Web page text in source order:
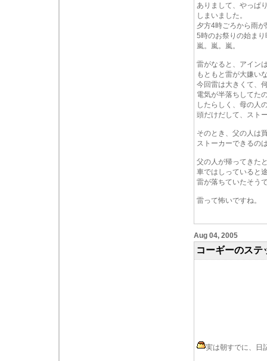
ありまして、やっぱ
しまいました。
夕方4時ごろから雨
5時のお祭りの始ま
嵐。嵐。嵐。
雷がなると、アイン
もともと雷が大嫌い
今回雷は大きくて、
電気が半落ちしてた
したらしく、母の人
頭だけだして、スト
そのとき、父の人は
ストーカーできるの
父の人が帰ってきた
車ではしっていると
雷が落ちていたそう
雷って怖いですね。
Aug 04, 2005
コーギーのステ
実は朝すでに、日